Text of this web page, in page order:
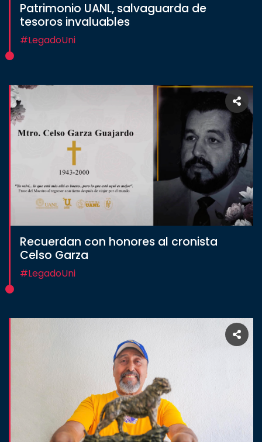
Patrimonio UANL, salvaguarda de
tesoros invaluables
#LegadoUni
Recuerdan con honores al cronista
Celso Garza
#LegadoUni